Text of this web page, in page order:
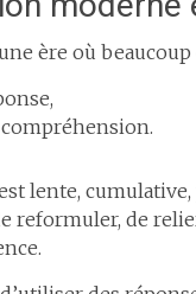
ère où
lente,
reformuler, de